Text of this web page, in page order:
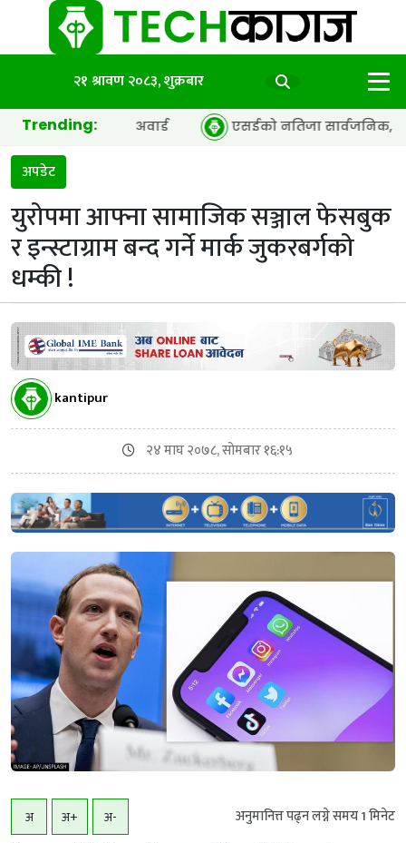
२१ श्रावण २०८३, शुक्रबार
Trending:
द इयर’ अवार्ड एसईको नतिजा सार्वजनिक, ६५.९८ प्रतिशत
अपडेट
युरोपमा आफ्ना सामाजिक सञ्जाल फेसबुक
र इन्स्टाग्राम बन्द गर्ने मार्क जुकरबर्गको
धम्की !
kantipur
२४ माघ २०७८, सोमबार १६:१५
अ अ+ अ- अनुमानित्त पढ्न लग्ने समय1मिनेट